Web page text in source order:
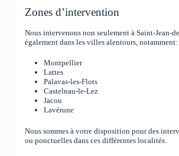
Zones d’intervention
Nous intervenons non seulement à Saint-Jean-
également dans les villes alentours, notamment:
Montpellier
Lattes
Palavas-les-Flots
Castelnau-le-Lez
Jacou
Lavérune
Nous sommes à votre disposition pour des
ou ponctuelles dans ces différentes localités.